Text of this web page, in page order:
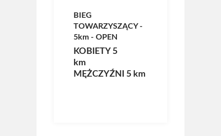
BIEG
TOWARZYSZĄCY -
5km - OPEN
KOBIETY 5
km
MĘŻCZYŹNI 5 km